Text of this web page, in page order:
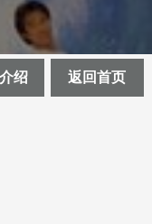
绍 返回首页